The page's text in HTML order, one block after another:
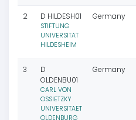
2 D HILDESH01
STIFTUNG
UNIVERSITAT
HILDESHEIM
Germany
3
D
OLDENBU01
CARL VON
OSSIETZKY
UNIVERSITAET
OLDENBURG
Germany